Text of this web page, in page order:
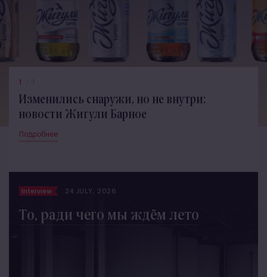
1
Изменились снаружи, но не внутри:
новости Жигули Барное
Подробнее
Interview 24 JULY, 2026
То, ради чего мы ждём лето